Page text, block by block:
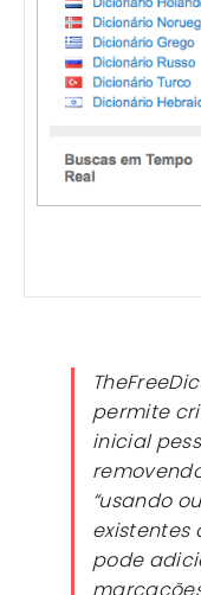
permite
inicial
“usando
existentes
pode